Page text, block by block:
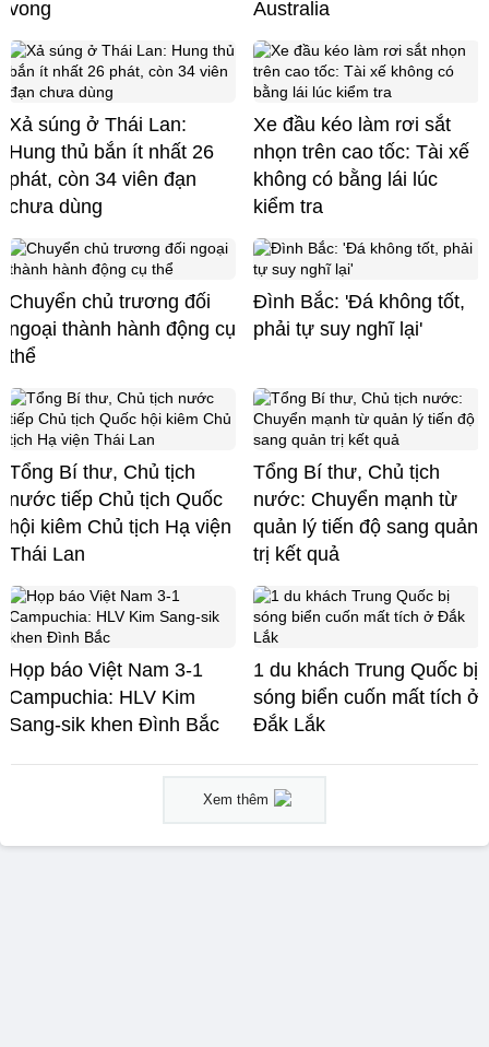
vong Australia
Xả súng ở Thái Lan:
Hung thủ bắn ít nhất 26
phát, còn 34 viên đạn
chưa dùng
Xe đầu kéo làm rơi sắt
nhọn trên cao tốc: Tài xế
không có bằng lái lúc
kiểm tra
Chuyển chủ trương đối
ngoại thành hành động cụ
thể
Đình Bắc: 'Đá không tốt,
phải tự suy nghĩ lại'
Tổng Bí thư, Chủ tịch
nước tiếp Chủ tịch Quốc
hội kiêm Chủ tịch Hạ viện
Thái Lan
Tổng Bí thư, Chủ tịch
nước: Chuyển mạnh từ
quản lý tiến độ sang quản
trị kết quả
Họp báo Việt Nam 3-1
Campuchia: HLV Kim
Sang-sik khen Đình Bắc
1 du khách Trung Quốc bị
sóng biển cuốn mất tích ở
Đắk Lắk
Xem thêm